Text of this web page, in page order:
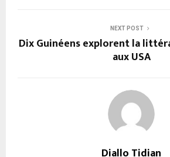
NEXT POST
Dix Guinéens explorent la
aux USA
Diallo Tidian